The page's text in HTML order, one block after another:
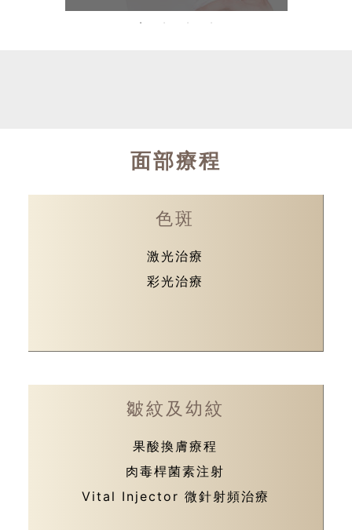
面部療程
色斑
激光治療
彩光治療
皺紋及幼紋
果酸換膚療程
肉毒桿菌素注射
Vital Injector 微針射頻治療